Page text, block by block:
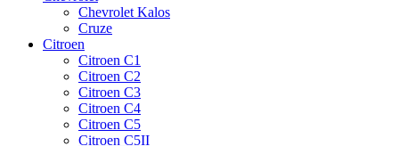
Chevrolet Kalos
Cruze
Citroen
Citroen C1
Citroen C2
Citroen C3
Citroen C4
Citroen C5
Citroen C5II